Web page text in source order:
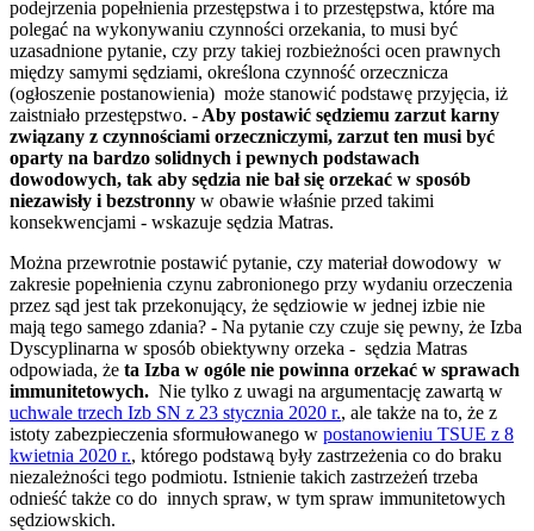
podejrzenia popełnienia przestępstwa i to przestępstwa, które ma
polegać na wykonywaniu czynności orzekania, to musi być
uzasadnione pytanie, czy przy takiej rozbieżności ocen prawnych
między samymi sędziami, określona czynność orzecznicza
(ogłoszenie postanowienia) może stanowić podstawę przyjęcia, iż
zaistniało przestępstwo. - Aby postawić sędziemu zarzut karny
związany z czynnościami orzeczniczymi, zarzut ten musi być
oparty na bardzo solidnych i pewnych podstawach
dowodowych, tak aby sędzia nie bał się orzekać w sposób
niezawisły i bezstronny w obawie właśnie przed takimi
konsekwencjami - wskazuje sędzia Matras.
Można przewrotnie postawić pytanie, czy materiał dowodowy w
zakresie popełnienia czynu zabronionego przy wydaniu orzeczenia
przez sąd jest tak przekonujący, że sędziowie w jednej izbie nie
mają tego samego zdania? - Na pytanie czy czuje się pewny, że Izba
Dyscyplinarna w sposób obiektywny orzeka - sędzia Matras
odpowiada, że ta Izba w ogóle nie powinna orzekać w sprawach
immunitetowych. Nie tylko z uwagi na argumentację zawartą w
uchwale trzech Izb SN z 23 stycznia 2020 r., ale także na to, że z
istoty zabezpieczenia sformułowanego w postanowieniu TSUE z 8
kwietnia 2020 r., którego podstawą były zastrzeżenia co do braku
niezależności tego podmiotu. Istnienie takich zastrzeżeń trzeba
odnieść także co do innych spraw, w tym spraw immunitetowych
sędziowskich.